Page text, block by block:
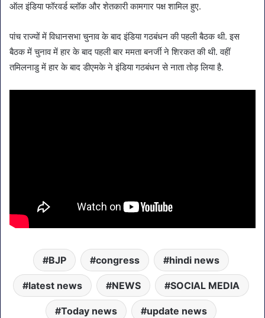
ऑल इंडिया फॉरवर्ड ब्लॉक और शेतकारी कामगार पक्ष शामिल हुए.
पांच राज्यों में विधानसभा चुनाव के बाद इंडिया गठबंधन की पहली बैठक थी. इस
बैठक में चुनाव में हार के बाद पहली बार ममता बनर्जी ने शिरकत की थी. वहीं
तमिलनाडु में हार के बाद डीएमके ने इंडिया गठबंधन से नाता तोड़ लिया है.
BJP congress hindi news
latest news NEWS SOCIAL MEDIA
Today news update news